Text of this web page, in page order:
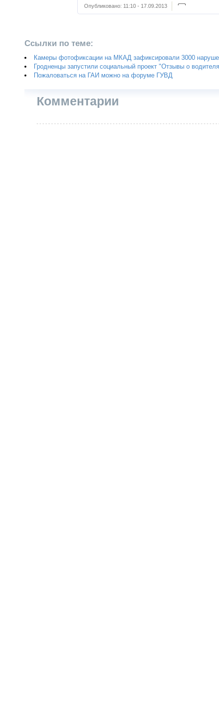
Опубликовано: 11:10 - 17.09.2013
Ссылки по теме:
Камеры фотофиксации на МКАД зафиксировали 3000
Гродненцы запустили социальный проект "Отзывы о
Пожаловаться на ГАИ можно на форуме ГУВД
Комментарии